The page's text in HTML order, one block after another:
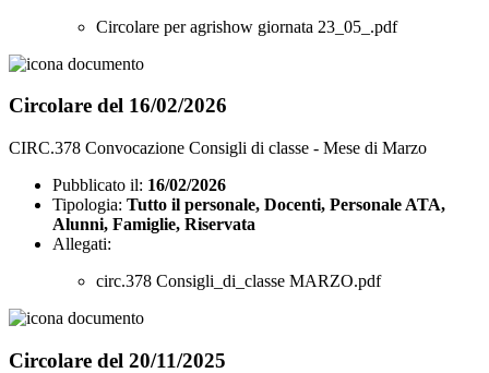
Circolare per agrishow giornata 23_05_.pdf
Circolare del 16/02/2026
CIRC.378 Convocazione Consigli di classe - Mese di Marzo
Pubblicato il: 16/02/2026
Tipologia: Tutto il personale, Docenti, Personale ATA,
Alunni, Famiglie, Riservata
Allegati:
circ.378 Consigli_di_classe MARZO.pdf
Circolare del 20/11/2025